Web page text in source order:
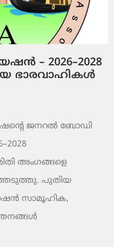
– 2026–2028
ഭാരവാഹികൾ
ജനറൽ ബോഡി
അംഗങ്ങളെ
പുതിയ
സാമൂഹിക,